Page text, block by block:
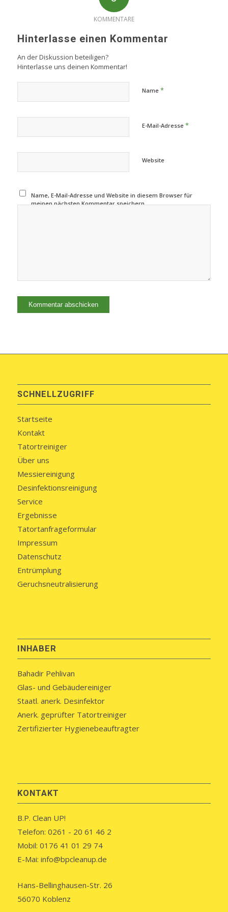
KOMMENTARE
Hinterlasse einen Kommentar
An der Diskussion beteiligen?
Hinterlasse uns deinen Kommentar!
Name *
E-Mail-Adresse *
Website
Name, E-Mail-Adresse und Website in diesem Browser für
meinen nächsten Kommentar speichern.
SCHNELLZUGRIFF
Startseite
Kontakt
Tatortreiniger
Über uns
Messiereinigung
Desinfektionsreinigung
Service
Ergebnisse
Tatortanfrageformular
Impressum
Datenschutz
Entrümplung
Geruchsneutralisierung
INHABER
Bahadir Pehlivan
Glas- und Gebäudereiniger
Staatl. anerk. Desinfektor
Anerk. geprüfter Tatortreiniger
Zertifizierter Hygienebeauftragter
KONTAKT
B.P. Clean UP!
Telefon: 0261 - 20 61 46 2
Mobil: 0176 41 01 29 74
E-Mai: info@bpcleanup.de
Hans-Bellinghausen-Str. 26
56070 Koblenz